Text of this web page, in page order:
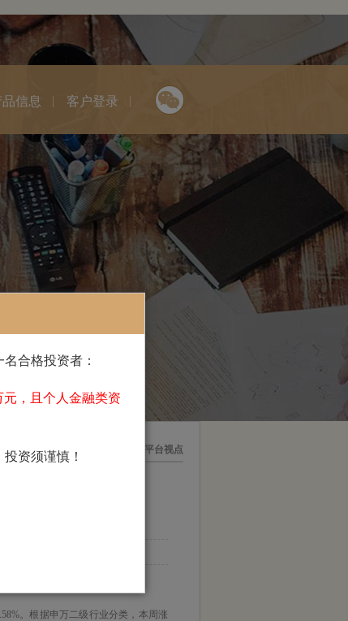
品信息 客户登录
平台思享>尊龙凯时 人生就是搏!平台视点
。根据申万二级行业分类，本周涨
合格投资者：
，且个人金融类资
资须谨慎！